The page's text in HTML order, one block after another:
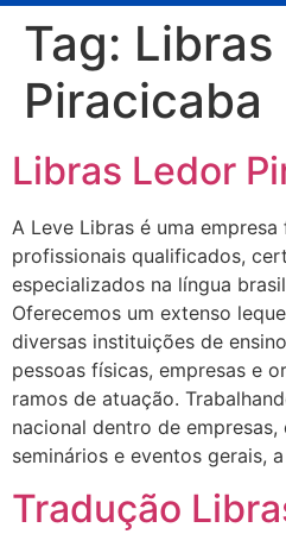
Tag:
Piracicaba
Libras Ledor
A Leve Libras é uma
profissionais qualificados,
especializados na língua
Oferecemos um extenso
diversas instituições de
pessoas físicas, empresas e
ramos de atuação.
nacional dentro de
seminários e eventos gerais,
Tradução